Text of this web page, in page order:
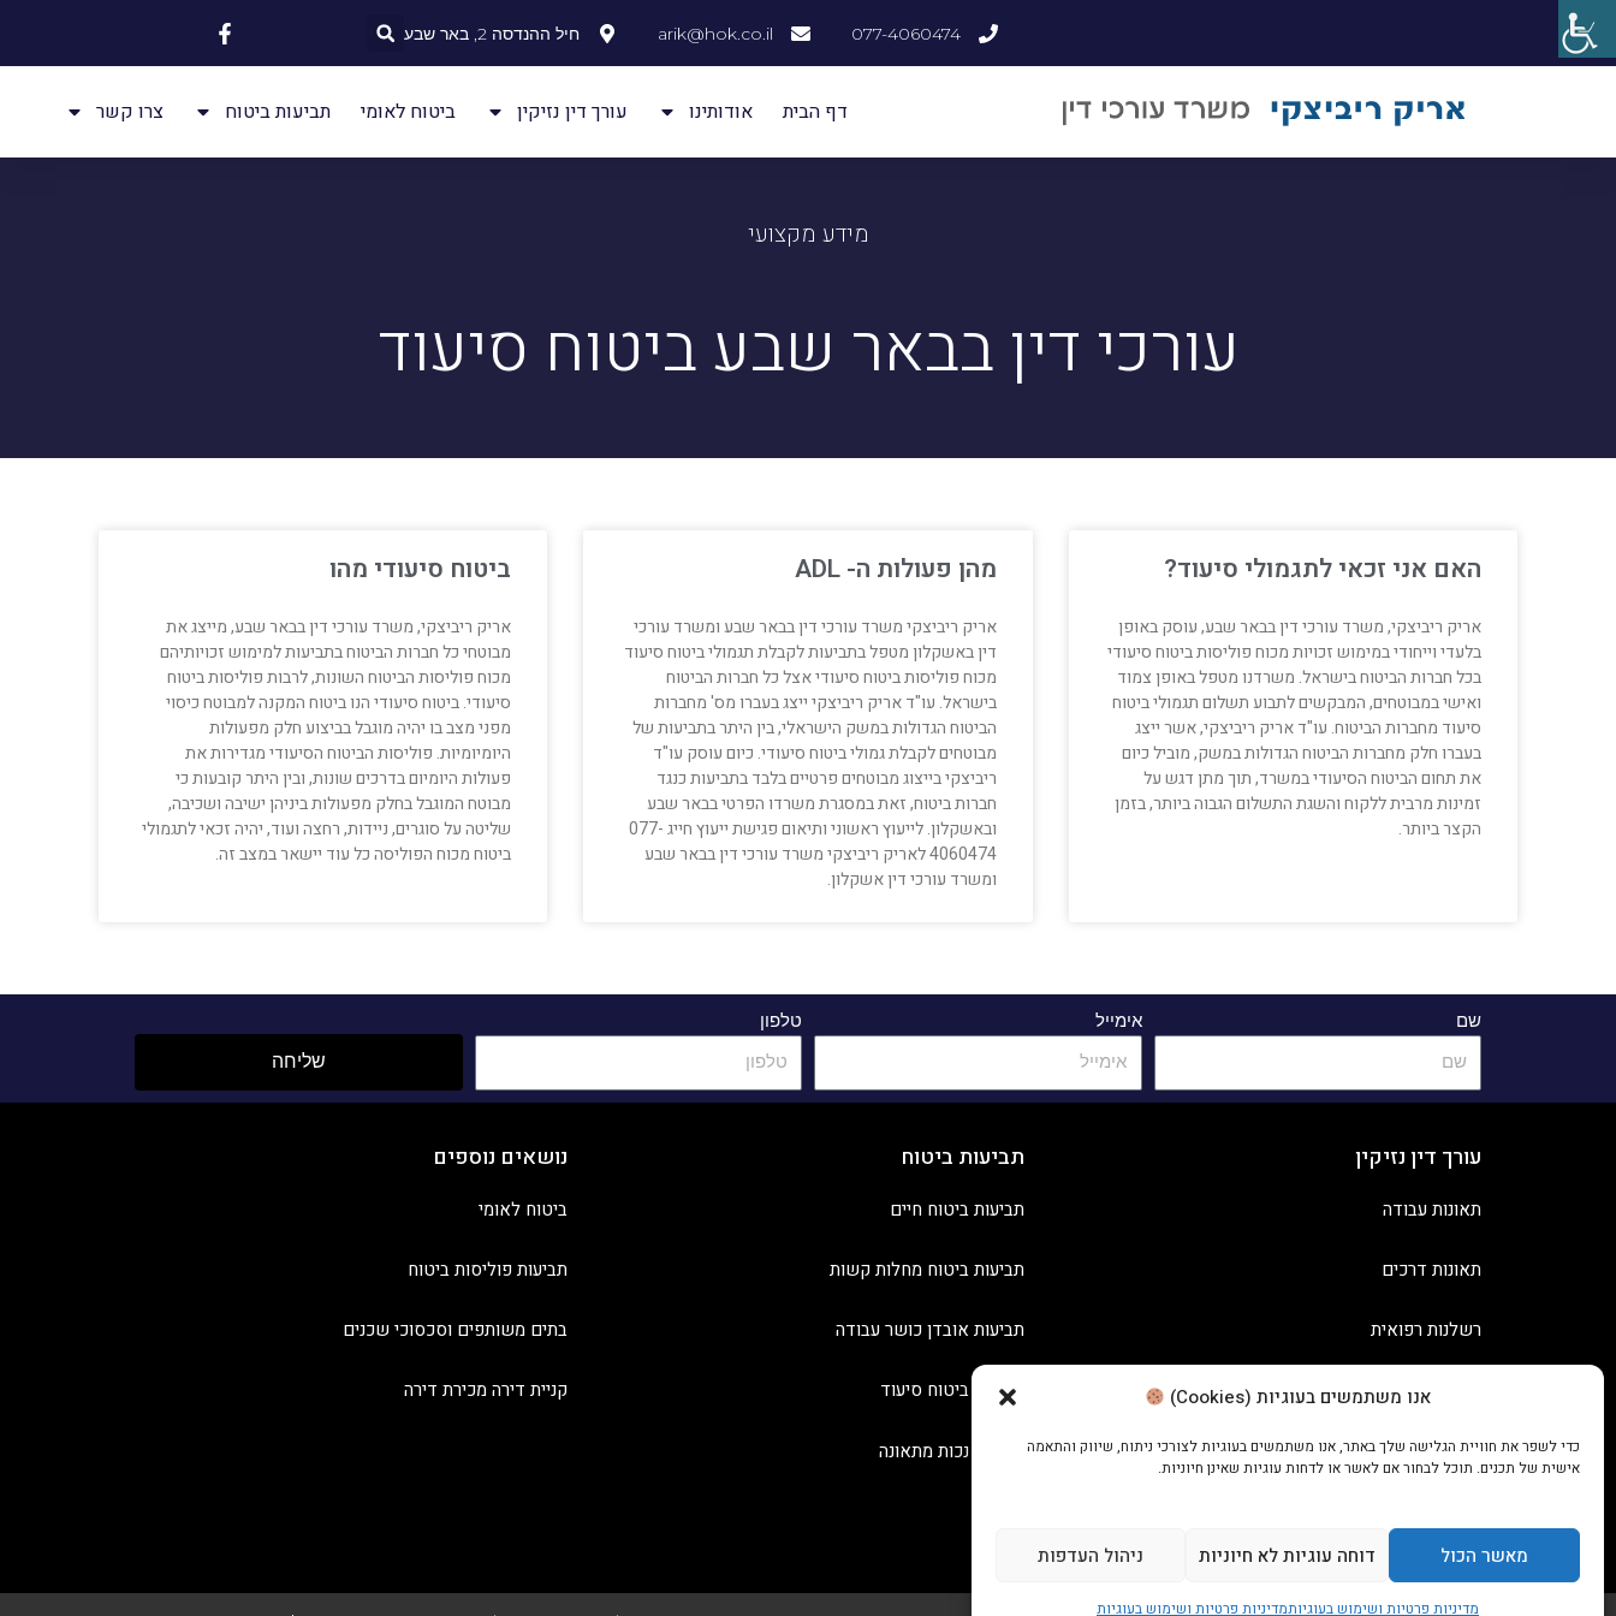
אנו משתמשים בעוגיות (Cookies)
כדי לשפר את חוויית הגלישה שלך באתר, אנו משתמשים בעוגיות לצורכי ניתוח, שיווק והתאמה
אישית של תכנים. תוכל לבחור אם לאשר או לדחות עוגיות שאינן חיוניות.
מאשר הכול דוחה עוגיות לא חיוניות ניהול העדפות
מדיניות פרטיות ושימוש בעוגיותמדיניות פרטיות ושימוש בעוגיות
077-4060474
arik@hok.co.il חיל ההנדסה 2, באר שבע
דף הבית אודותינו עורך דין נזיקין ביטוח לאומי תביעות ביטוח צרו קשר
מידע מקצועי
עורכי דין בבאר שבע ביטוח סיעוד
האם אני זכאי לתגמולי סיעוד?
אריק ריביצקי, משרד עורכי דין בבאר שבע, עוסק באופן
בלעדי וייחודי במימוש זכויות מכוח פוליסות ביטוח סיעודי
בכל חברות הביטוח בישראל. משרדנו מטפל באופן צמוד
ואישי במבוטחים, המבקשים לתבוע תשלום תגמולי ביטוח
סיעוד מחברות הביטוח. עו"ד אריק ריביצקי, אשר ייצג
בעברו חלק מחברות הביטוח הגדולות במשק, מוביל כיום
את תחום הביטוח הסיעודי במשרד, תוך מתן דגש על
זמינות מרבית ללקוח והשגת התשלום הגבוה ביותר, בזמן
הקצר ביותר.
מהן פעולות ה- ADL
אריק ריביצקי משרד עורכי דין בבאר שבע ומשרד עורכי
דין באשקלון מטפל בתביעות לקבלת תגמולי ביטוח סיעוד
מכוח פוליסות ביטוח סיעודי אצל כל חברות הביטוח
בישראל. עו"ד אריק ריביצקי ייצג בעברו מס' מחברות
הביטוח הגדולות במשק הישראלי, בין היתר בתביעות של
מבוטחים לקבלת גמולי ביטוח סיעודי. כיום עוסק עו"ד
ריביצקי בייצוג מבוטחים פרטיים בלבד בתביעות כנגד
חברות ביטוח, זאת במסגרת משרדו הפרטי בבאר שבע
ובאשקלון. לייעוץ ראשוני ותיאום פגישת ייעוץ חייג 077-
4060474 לאריק ריביצקי משרד עורכי דין בבאר שבע
ומשרד עורכי דין אשקלון.
ביטוח סיעודי מהו
אריק ריביצקי, משרד עורכי דין בבאר שבע, מייצג את
מבוטחי כל חברות הביטוח בתביעות למימוש זכויותיהם
מכוח פוליסות הביטוח השונות, לרבות פוליסות ביטוח
סיעודי. ביטוח סיעודי הנו ביטוח המקנה למבוטח כיסוי
מפני מצב בו יהיה מוגבל בביצוע חלק מפעולות
היומיומיות. פוליסות הביטוח הסיעודי מגדירות את
פעולות היומיום בדרכים שונות, ובין היתר קובעות כי
מבוטח המוגבל בחלק מפעולות ביניהן ישיבה ושכיבה,
שליטה על סוגרים, ניידות, רחצה ועוד, יהיה זכאי לתגמולי
ביטוח מכוח הפוליסה כל עוד יישאר במצב זה.
שם אימייל טלפון
שליחה
עורך דין נזיקין
תאונות עבודה
תאונות דרכים
רשלנות רפואית
תביעות ביטוח
תביעות ביטוח חיים
תביעות ביטוח מחלות קשות
תביעות אובדן כושר עבודה
תביעות ביטוח סיעוד
תביעות נכות מתאונה
נושאים נוספים
ביטוח לאומי
תביעות פוליסות ביטוח
בתים משותפים וסכסוכי שכנים
קניית דירה מכירת דירה